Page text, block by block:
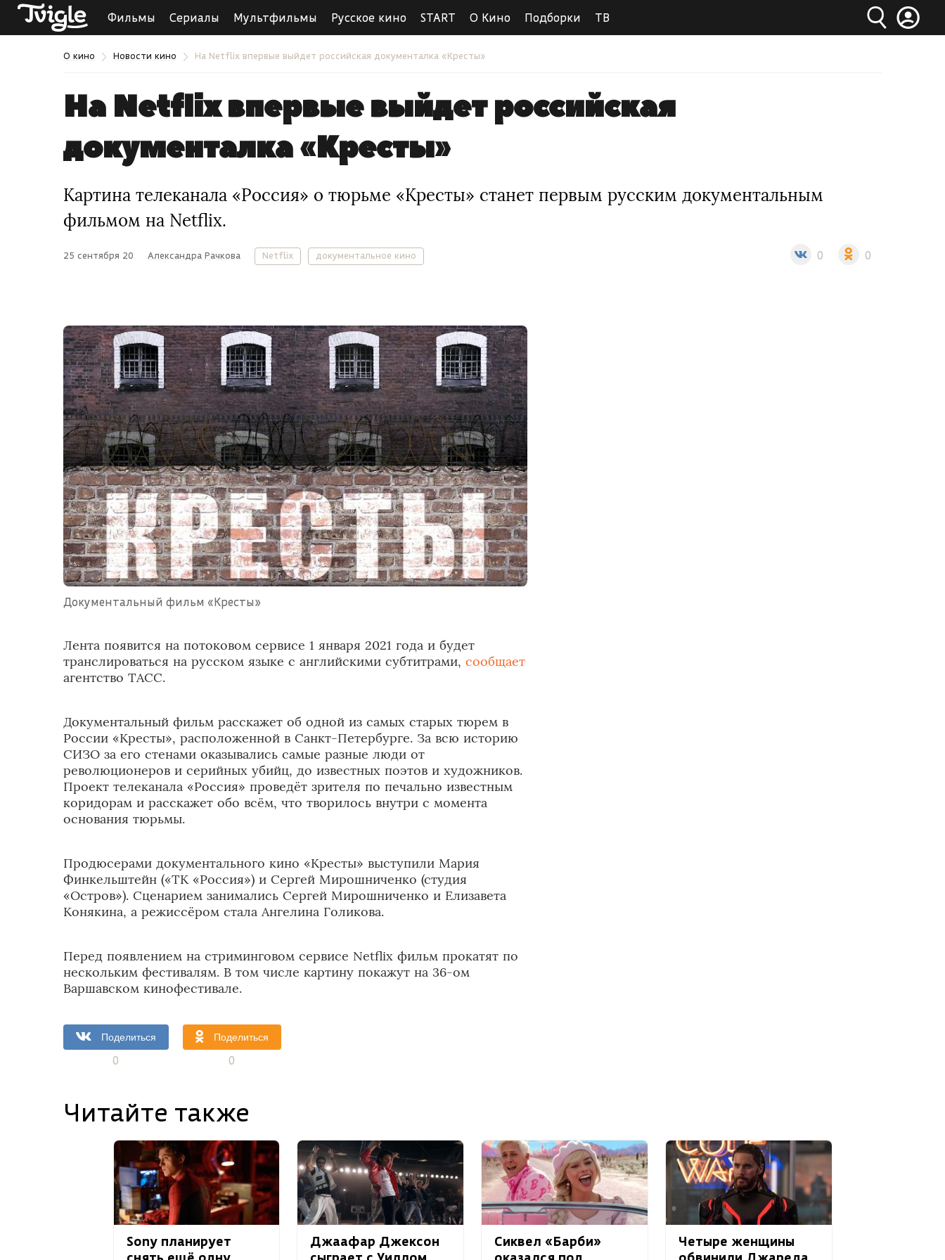
Фильмы Сериалы Мультфильмы Русское кино START О Кино Подборки ТВ
О кино Новости кино На Netflix впервые выйдет российская документалка «Кресты»
На Netflix впервые выйдет российская
документалка «Кресты»
Картина телеканала «Россия» о тюрьме «Кресты» станет первым русским документальным
фильмом на Netflix.
25 сентября 20 Александра Рачкова Netflix документальное кино 0 0
Документальный фильм «Кресты»
Лента появится на потоковом сервисе 1 января 2021 года и будет
транслироваться на русском языке с английскими субтитрами, сообщает
агентство ТАСС.
Документальный фильм расскажет об одной из самых старых тюрем в
России «Кресты», расположенной в Санкт-Петербурге. За всю историю
СИЗО за его стенами оказывались самые разные люди от
революционеров и серийных убийц, до известных поэтов и художников.
Проект телеканала «Россия» проведёт зрителя по печально известным
коридорам и расскажет обо всём, что творилось внутри с момента
основания тюрьмы.
Продюсерами документального кино «Кресты» выступили Мария
Финкельштейн («ТК «Россия») и Сергей Мирошниченко (студия
«Остров»). Сценарием занимались Сергей Мирошниченко и Елизавета
Конякина, а режиссёром стала Ангелина Голикова.
Перед появлением на стриминговом сервисе Netflix фильм прокатят по
нескольким фестивалям. В том числе картину покажут на 36-ом
Варшавском кинофестивале.
Поделиться
0
Поделиться
0
Читайте также
Sony планирует
Джаафар Джексон
Сиквел «Барби»
Четыре женщины